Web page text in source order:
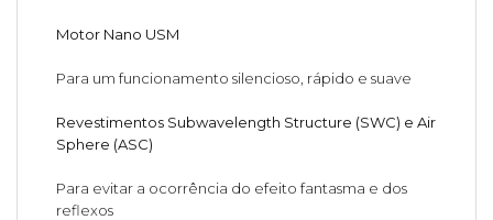
Motor Nano USM
Para um funcionamento silencioso, rápido e suave
Revestimentos Subwavelength Structure (SWC) e Air
Sphere (ASC)
Para evitar a ocorrência do efeito fantasma e dos
reflexos